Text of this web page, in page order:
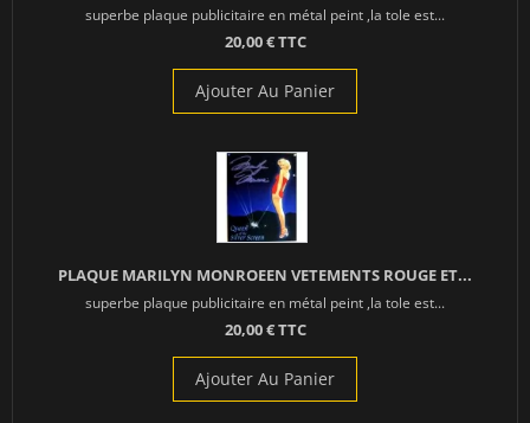
superbe plaque publicitaire en métal peint ,la tole est...
20,00 € TTC
Ajouter Au Panier
PLAQUE MARILYN MONROEEN VETEMENTS ROUGE ET...
superbe plaque publicitaire en métal peint ,la tole est...
20,00 € TTC
Ajouter Au Panier